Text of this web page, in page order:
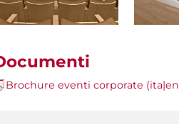
Brochure eventi corporate